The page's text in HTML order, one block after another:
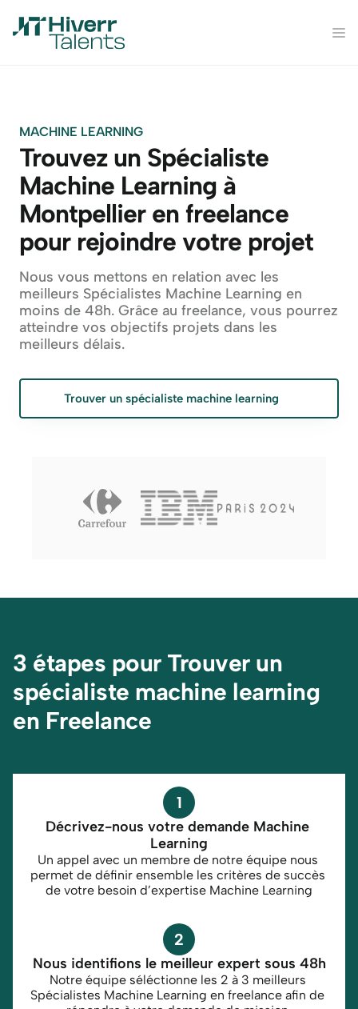
MACHINE LEARNING
Trouvez un Spécialiste
Machine Learning à
Montpellier en freelance
pour rejoindre votre projet
Nous vous mettons en relation avec les
meilleurs Spécialistes Machine Learning en
moins de 48h. Grâce au freelance, vous pourrez
atteindre vos objectifs projets dans les
meilleurs délais.
Trouver un spécialiste machine learning
3 étapes pour Trouver un
spécialiste machine learning
en Freelance
1
Décrivez-nous votre demande Machine
Learning
Un appel avec un membre de notre équipe nous
permet de définir ensemble les critères de succès
de votre besoin d’expertise Machine Learning
2
Nous identifions le meilleur expert sous 48h
Notre équipe séléctionne les 2 à 3 meilleurs
Spécialistes Machine Learning en freelance afin de